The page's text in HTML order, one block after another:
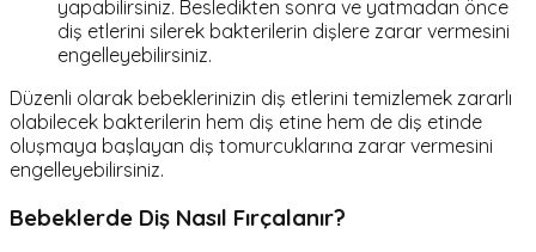
yapabilirsiniz. Besledikten sonra ve yatmadan önce
diş etlerini silerek bakterilerin dişlere zarar vermesini
engelleyebilirsiniz.
Düzenli olarak bebeklerinizin diş etlerini temizlemek zararlı
olabilecek bakterilerin hem diş etine hem de diş etinde
oluşmaya başlayan diş tomurcuklarına zarar vermesini
engelleyebilirsiniz.
Bebeklerde Diş Nasıl Fırçalanır?